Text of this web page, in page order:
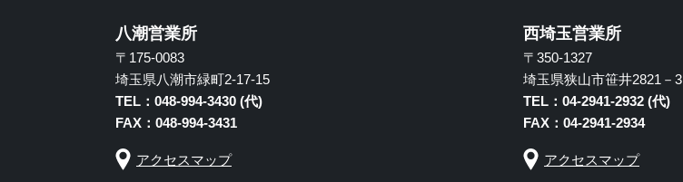
八潮営業所
〒175-0083
埼玉県八潮市緑町2-17-15
TEL：048-994-3430 (代)
FAX：048-994-3431
アクセスマップ
西埼玉営業所
〒350-1327
埼玉県狭山市笹井2821－3
TEL：04-2941-2932 (代)
FAX：04-2941-2934
アクセスマップ